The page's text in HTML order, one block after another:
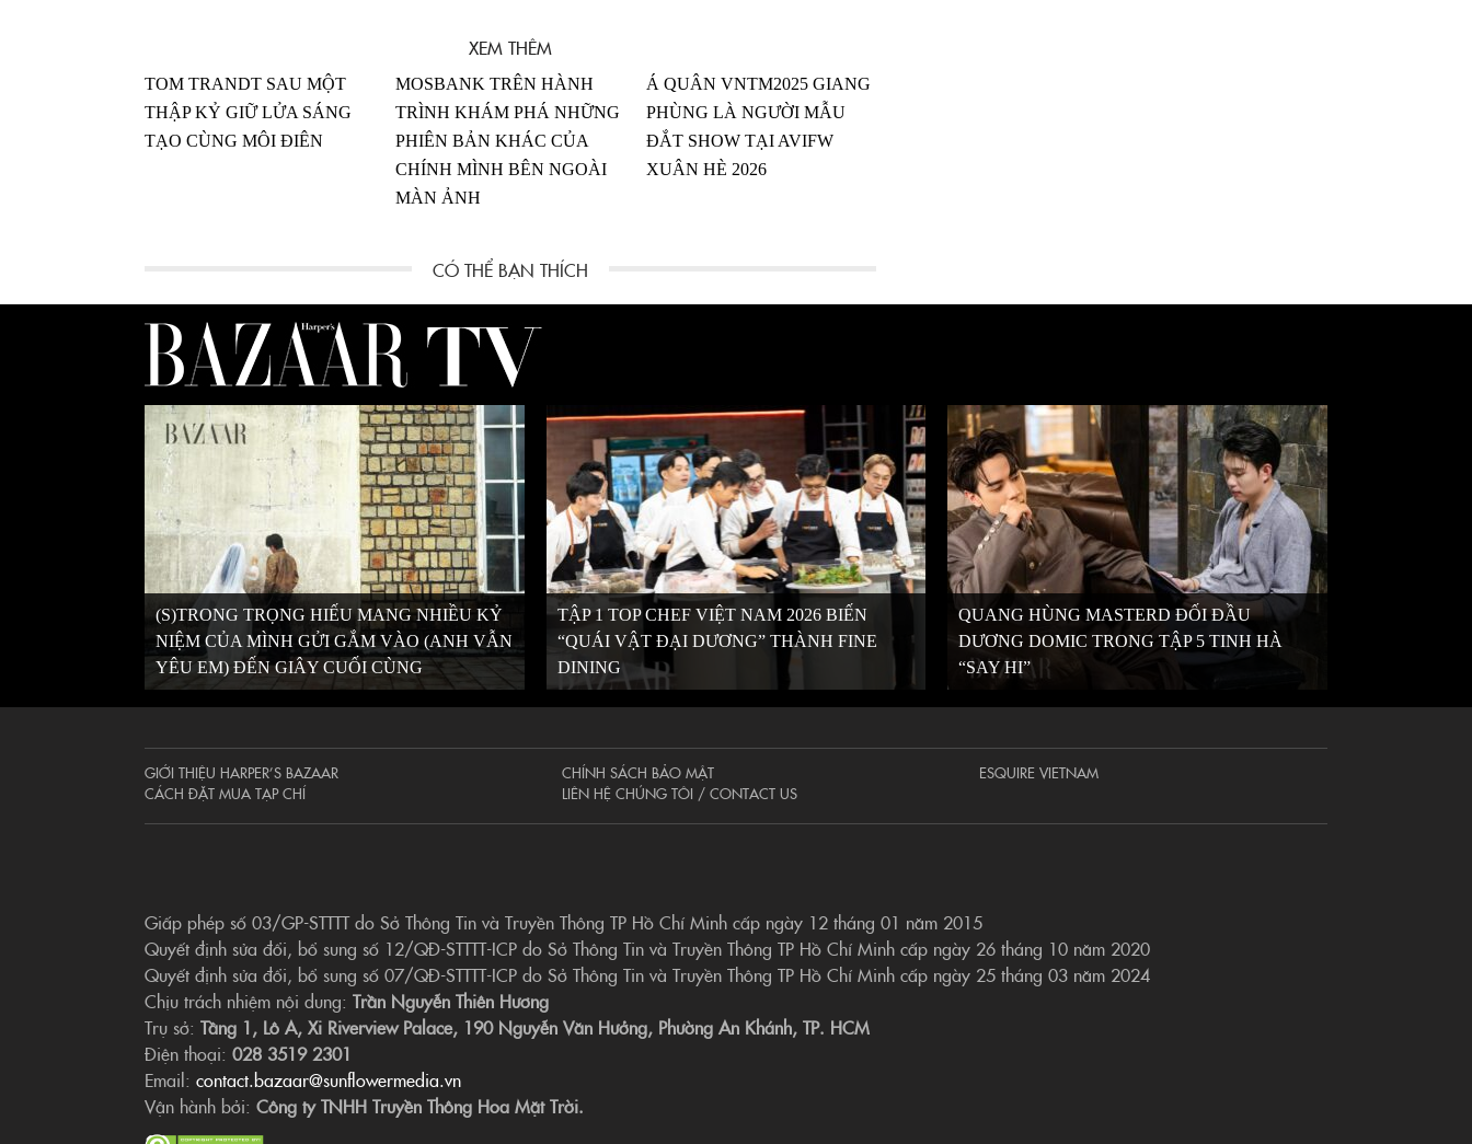
XEM THÊM
TOM TRANDT SAU MỘT
THẬP KỶ GIỮ LỬA SÁNG
TẠO CÙNG MÔI ĐIÊN
MOSBANK TRÊN HÀNH
TRÌNH KHÁM PHÁ NHỮNG
PHIÊN BẢN KHÁC CỦA
CHÍNH MÌNH BÊN NGOÀI
MÀN ẢNH
Á QUÂN VNTM2025 GIANG
PHÙNG LÀ NGƯỜI MẪU
ĐẮT SHOW TẠI AVIFW
XUÂN HÈ 2026
(S)TRONG TRỌNG HIẾU MANG NHIỀU KỶ
NIỆM CỦA MÌNH GỬI GẮM VÀO (ANH VẪN
YÊU EM) ĐẾN GIÂY CUỐI CÙNG
TẬP 1 TOP CHEF VIỆT NAM 2026 BIẾN
“QUÁI VẬT ĐẠI DƯƠNG” THÀNH FINE
DINING
QUANG HÙNG MASTERD ĐỐI ĐẦU
DƯƠNG DOMIC TRONG TẬP 5 TINH HÀ
“SAY HI”
GIỚI THIỆU HARPER’S BAZAAR
CÁCH ĐẶT MUA TẠP CHÍ
CHÍNH SÁCH BẢO MẬT
LIÊN HỆ CHÚNG TÔI / CONTACT US
ESQUIRE VIETNAM
Giấp phép số 03/GP-STTTT do Sở Thông Tin và Truyền Thông TP Hồ Chí Minh cấp ngày 12 tháng 01 năm 2015
Quyết định sửa đổi, bổ sung số 12/QĐ-STTTT-ICP do Sở Thông Tin và Truyền Thông TP Hồ Chí Minh cấp ngày 26 tháng 10 năm 2020
Quyết định sửa đổi, bổ sung số 07/QĐ-STTTT-ICP do Sở Thông Tin và Truyền Thông TP Hồ Chí Minh cấp ngày 25 tháng 03 năm 2024
Chịu trách nhiệm nội dung: Trần Nguyễn Thiên Hương
Trụ sở: Tầng 1, Lô A, Xi Riverview Palace, 190 Nguyễn Văn Hưởng, Phường An Khánh, TP. HCM
Điện thoại: 028 3519 2301
Email: contact.bazaar@sunflowermedia.vn
Vận hành bởi: Công ty TNHH Truyền Thông Hoa Mặt Trời.